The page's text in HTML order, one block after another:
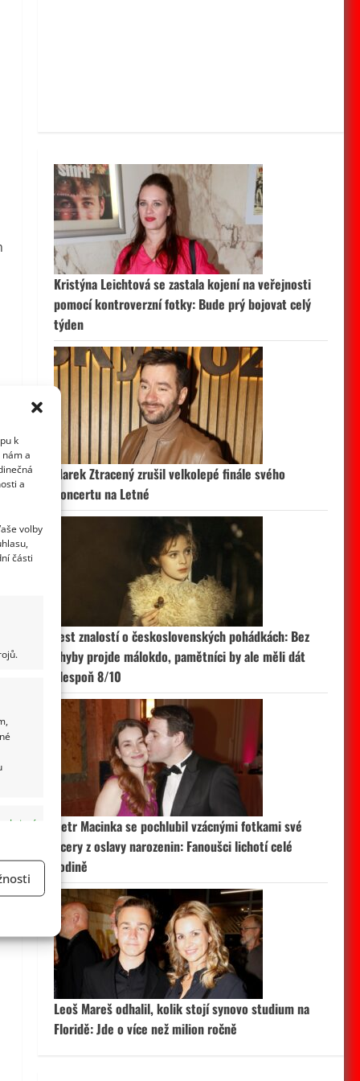
k
a
a
volby
části
aktivní
Kristýna Leichtová se zastala kojení na veřejnosti
pomocí kontroverzní fotky: Bude prý bojovat celý
týden
Marek Ztracený zrušil velkolepé finále svého
koncertu na Letné
Test znalostí o československých pohádkách: Bez
chyby projde málokdo, pamětníci by ale měli dát
alespoň 8/10
Petr Macinka se pochlubil vzácnými fotkami své
dcery z oslavy narozenin: Fanoušci lichotí celé
rodině
Leoš Mareš odhalil, kolik stojí synovo studium na
Floridě: Jde o více než milion ročně